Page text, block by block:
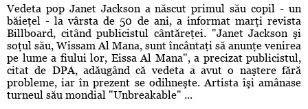
Vedeta pop Janet Jackson a născut primul său copil - un
băieţel - la vârsta de 50 de ani, a informat marţi revista
Billboard, citând publicistul cântăreţei. "Janet Jackson şi
soţul său, Wissam Al Mana, sunt încântaţi să anunţe venirea
pe lume a fiului lor, Eissa Al Mana", a precizat publicistul,
citat de DPA, adăugând că vedeta a avut o naştere fără
probleme, iar în prezent se odihneşte. Artista îşi amânase
turneul său mondial "Unbreakable" ...